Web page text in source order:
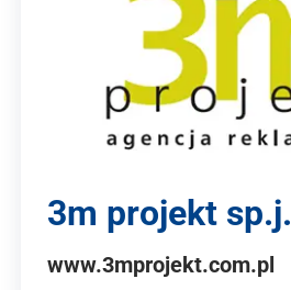
3m projekt sp.j.
www.3mprojekt.com.pl